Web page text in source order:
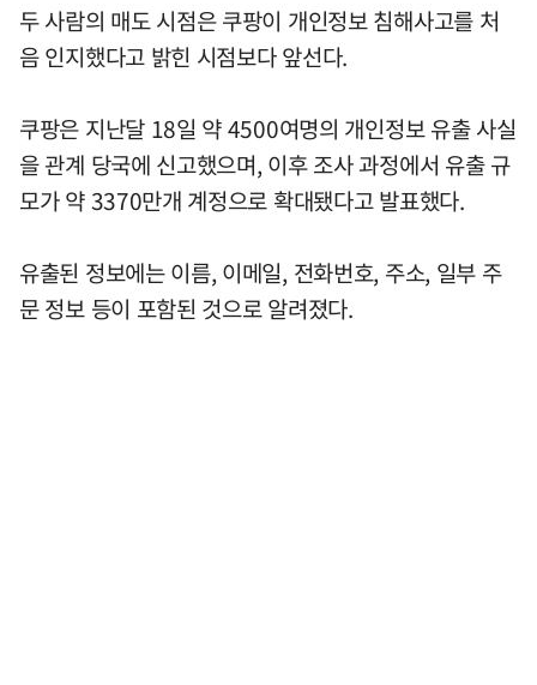
두 사람의 매도 시점은 쿠팡이 개인정보 침해사고를 처
음 인지했다고 밝힌 시점보다 앞선다.
쿠팡은 지난달 18일 약 4500여명의 개인정보 유출 사실
을 관계 당국에 신고했으며, 이후 조사 과정에서 유출 규
모가 약 3370만개 계정으로 확대됐다고 발표했다.
유출된 정보에는 이름, 이메일, 전화번호, 주소, 일부 주
문 정보 등이 포함된 것으로 알려졌다.